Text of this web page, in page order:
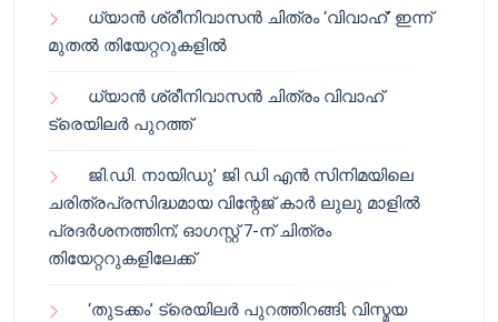
ധ്യാൻ ശ്രീനിവാസൻ ചിത്രം ‘വിവാഹ്’ ഇന്ന്
മുതൽ തിയേറ്ററുകളിൽ
ധ്യാൻ ശ്രീനിവാസൻ ചിത്രം വിവാഹ്
ട്രെയിലർ പുറത്ത്
ജി.ഡി. നായിഡു’ ജി ഡി എൻ സിനിമയിലെ
ചരിത്രപ്രസിദ്ധമായ വിന്റേജ് കാർ ലുലു മാളിൽ
പ്രദർശനത്തിന്; ഓഗസ്റ്റ് 7-ന് ചിത്രം
തിയേറ്ററുകളിലേക്ക്
‘തുടക്കം’ ട്രെയിലർ പുറത്തിറങ്ങി; വിസ്മയ